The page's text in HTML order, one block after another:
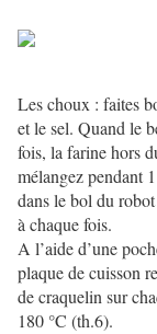
Les choux : faites
et le sel. Quand le
fois, la farine hors
mélangez pendant
dans le bol du
à chaque fois.
A l’aide d’une
plaque de cuisson
de craquelin sur
180 °C (th.6).